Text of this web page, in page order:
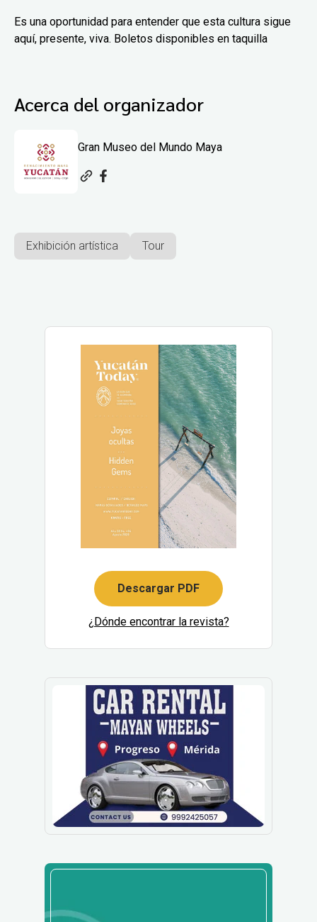
Es una oportunidad para entender que esta cultura sigue
aquí, presente, viva. Boletos disponibles en taquilla
Acerca del organizador
Gran Museo del Mundo Maya
Exhibición artística Tour
Descargar PDF
¿Dónde encontrar la revista?